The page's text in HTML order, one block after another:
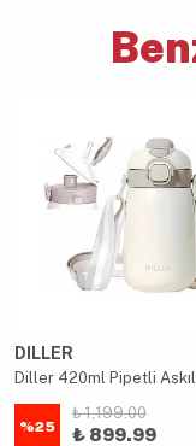
DILLER
%25
₺ 1,199.00
₺ 899.99